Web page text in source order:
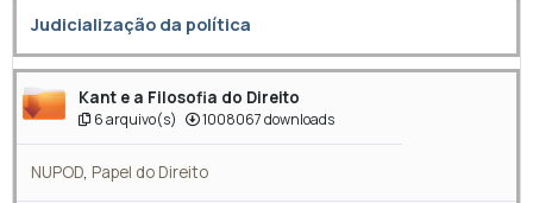
Judicialização da política
Kant e a Filosofia do Direito
6 arquivo(s) 1008067 downloads
NUPOD, Papel do Direito